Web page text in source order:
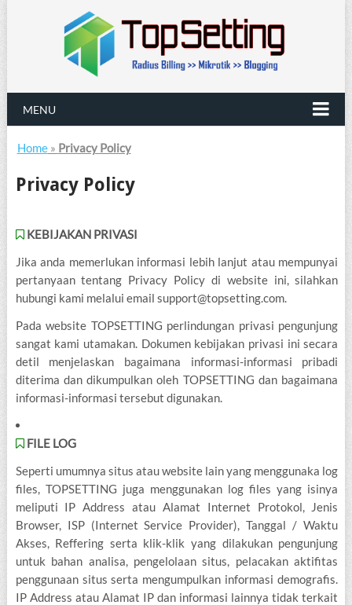
MENU
Home» Privacy Policy
Privacy Policy
KEBIJAKAN PRIVASI
Jika anda memerlukan informasi lebih lanjut atau mempunyai
pertanyaan tentang Privacy Policy di website ini, silahkan
hubungi kami melalui email support@topsetting.com.
Pada website TOPSETTING perlindungan privasi pengunjung
sangat kami utamakan. Dokumen kebijakan privasi ini secara
detil menjelaskan bagaimana informasi-informasi pribadi
diterima dan dikumpulkan oleh TOPSETTING dan bagaimana
informasi-informasi tersebut digunakan.
FILE LOG
Seperti umumnya situs atau website lain yang menggunaka log
files, TOPSETTING juga menggunakan log files yang isinya
meliputi IP Address atau Alamat Internet Protokol, Jenis
Browser, ISP (Internet Service Provider), Tanggal / Waktu
Akses, Reffering serta klik-klik yang dilakukan pengunjung
untuk bahan analisa, pengelolaan situs, pelacakan aktifitas
penggunaan situs serta mengumpulkan informasi demografis.
IP Address atau Alamat IP dan informasi lainnya tidak terkait